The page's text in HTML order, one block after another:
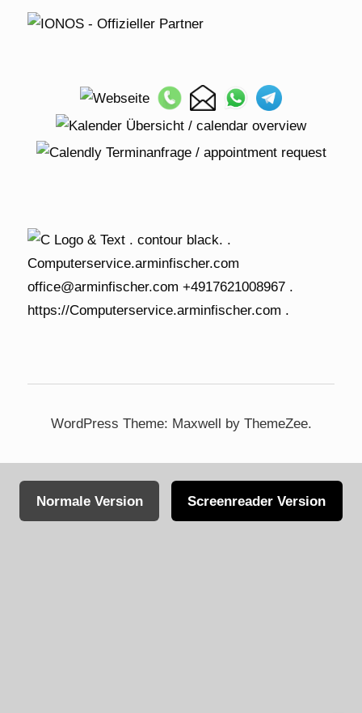
WordPress Theme: Maxwell by ThemeZee.
Normale Version Screenreader Version